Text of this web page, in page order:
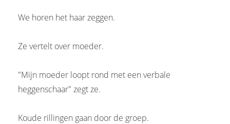
We horen het haar zeggen.
Ze vertelt over moeder.
"Mijn moeder loopt rond met een verbale
heggenschaar" zegt ze.
Koude rillingen gaan door de groep.